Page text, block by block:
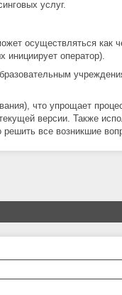
услуг.
осуществляться как
инициирует оператор).
что упрощает
версии. Также
все возникшие